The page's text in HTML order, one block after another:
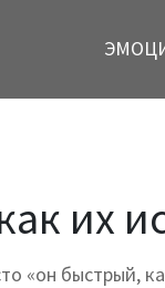
их
«он быстрый,